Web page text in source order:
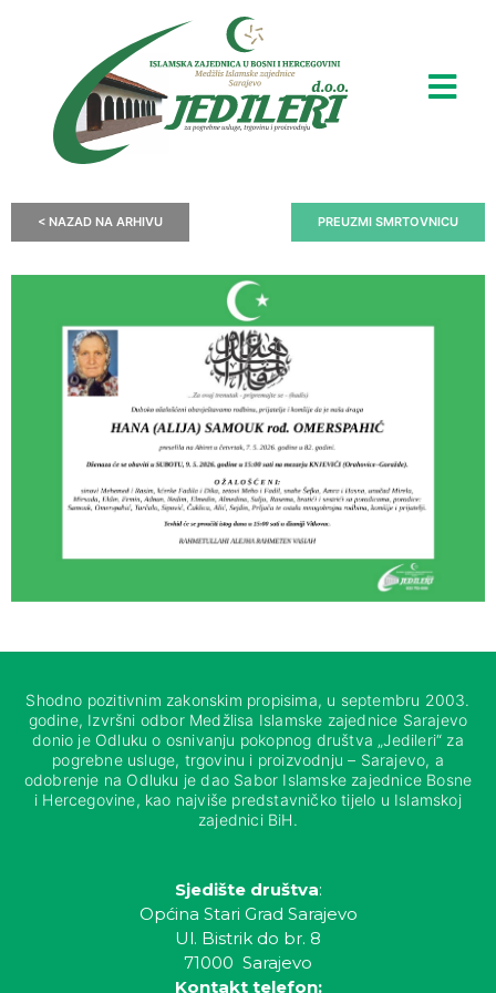
< NAZAD NA ARHIVU PREUZMI SMRTOVNICU
Shodno pozitivnim zakonskim propisima, u septembru 2003.
godine, Izvršni odbor Medžlisa Islamske zajednice Sarajevo
donio je Odluku o osnivanju pokopnog društva „Jedileri“ za
pogrebne usluge, trgovinu i proizvodnju – Sarajevo, a
odobrenje na Odluku je dao Sabor Islamske zajednice Bosne
i Hercegovine, kao najviše predstavničko tijelo u Islamskoj
zajednici BiH.
Sjedište društva:
Općina Stari Grad Sarajevo
Ul. Bistrik do br. 8
71000 Sarajevo
Kontakt telefon: